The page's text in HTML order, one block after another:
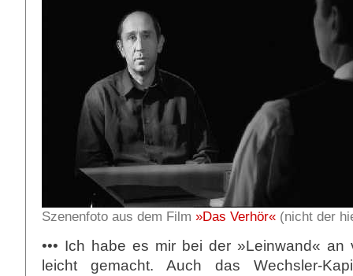
Szenenfoto aus dem Film »Das Verhör«(nicht der
••• Ich habe es mir bei der »Leinwand« an
leicht gemacht. Auch das Wechsler-